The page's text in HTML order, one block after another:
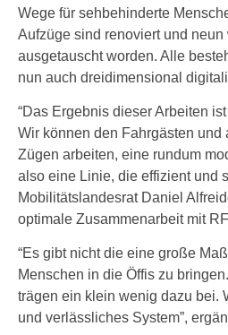
Wege für sehbehinderte
Aufzüge sind renoviert und neun
ausgetauscht worden. Alle
nun auch dreidimensional
“Das Ergebnis dieser Arbeiten
Wir können den Fahrgästen und
Zügen arbeiten, eine rundum
also eine Linie, die effizient und
Mobilitätslandesrat Daniel
optimale Zusammenarbeit mit
“Es gibt nicht die eine große
Menschen in die Öffis zu
trägen ein klein wenig dazu bei.
und verlässliches System”,